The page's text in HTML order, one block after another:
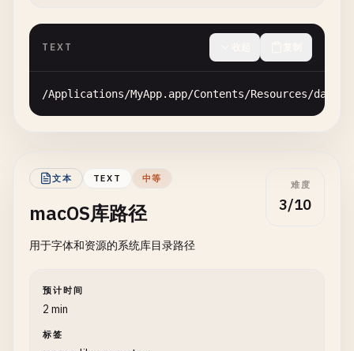
TEXT
/Applications/MyApp. app/Contents/Resources/data
文本 TEXT 中等
macOS库路径
用于字体和资源的系统库目录路径
难度
3/10
预计时间
2 min
标签